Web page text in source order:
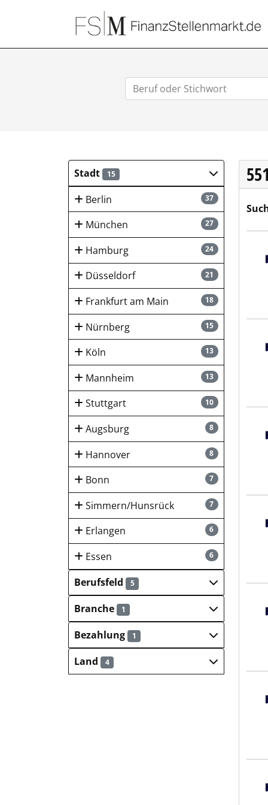
Stadt 15
37
Berlin
27
München
24
Hamburg
21
Düsseldorf
18
Frankfurt am Main
15
Nürnberg
13
Köln
13
Mannheim
10
Stuttgart
8
Augsburg
8
Hannover
7
Bonn
7
Simmern/Hunsrück
6
Erlangen
6
Essen
Berufsfeld
5
Branche 1
Bezahlung 1
Land 4